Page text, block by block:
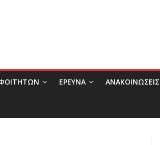
ΈΡΕΥΝΑ ΑΝΑΚΟΙΝΩΣΕΙΣ